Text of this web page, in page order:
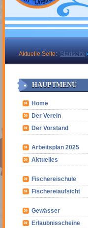
Aktuelle Seite: Startseite
HAUPTMENÜ
Home
Der Verein
Der Vorstand
Arbeitsplan 2025
Aktuelles
Fischereischule
Fischereiaufsicht
Gewässer
Erlaubnisscheine